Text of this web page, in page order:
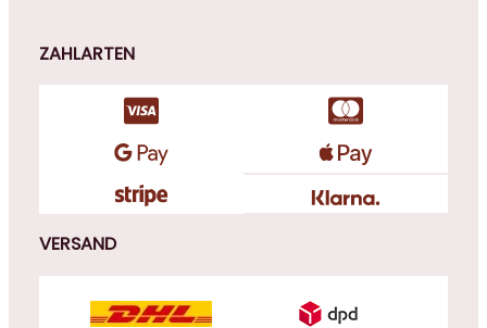
ZAHLARTEN
VERSAND